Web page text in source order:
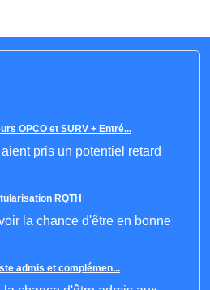
OPCO et SURV + Entré...
pris un potentiel retard
RQTH
la chance d'être en bonne
admis et complémen...